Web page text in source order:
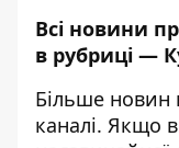
Всі новини
в рубриці —
Більше
каналі. Якщо